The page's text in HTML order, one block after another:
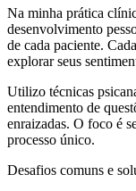
Na minha prática
desenvolvimento
de cada paciente.
explorar seus
Utilizo técnicas
entendimento de
enraizadas. O foco é
processo único.
Desafios comuns e